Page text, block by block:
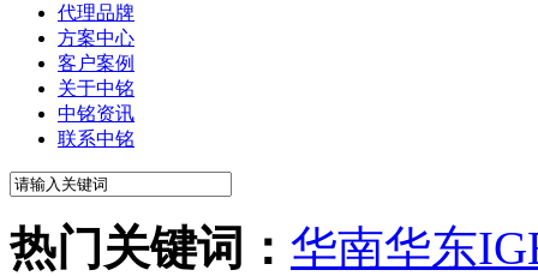
代理品牌
方案中心
客户案例
关于中铭
中铭资讯
联系中铭
热门关键词： 华南华东